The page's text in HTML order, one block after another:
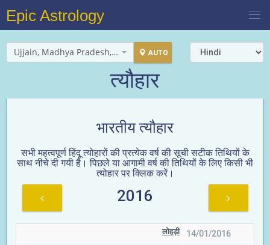
Epic Astrology
Ujjain, Madhya Pradesh, India AUTO
त्यौहार
भारतीय त्यौहार
सभी महत्वपूर्ण हिंदू त्योहारों की प्रत्येक वर्ष की सूची सटीक तिथियों के
साथ नीचे दी गयी है। पिछले या आगामी वर्ष की तिथियों के लिए किसी भी
त्योहार पर क्लिक करें।
2016
लोहड़ी 14/01/2016